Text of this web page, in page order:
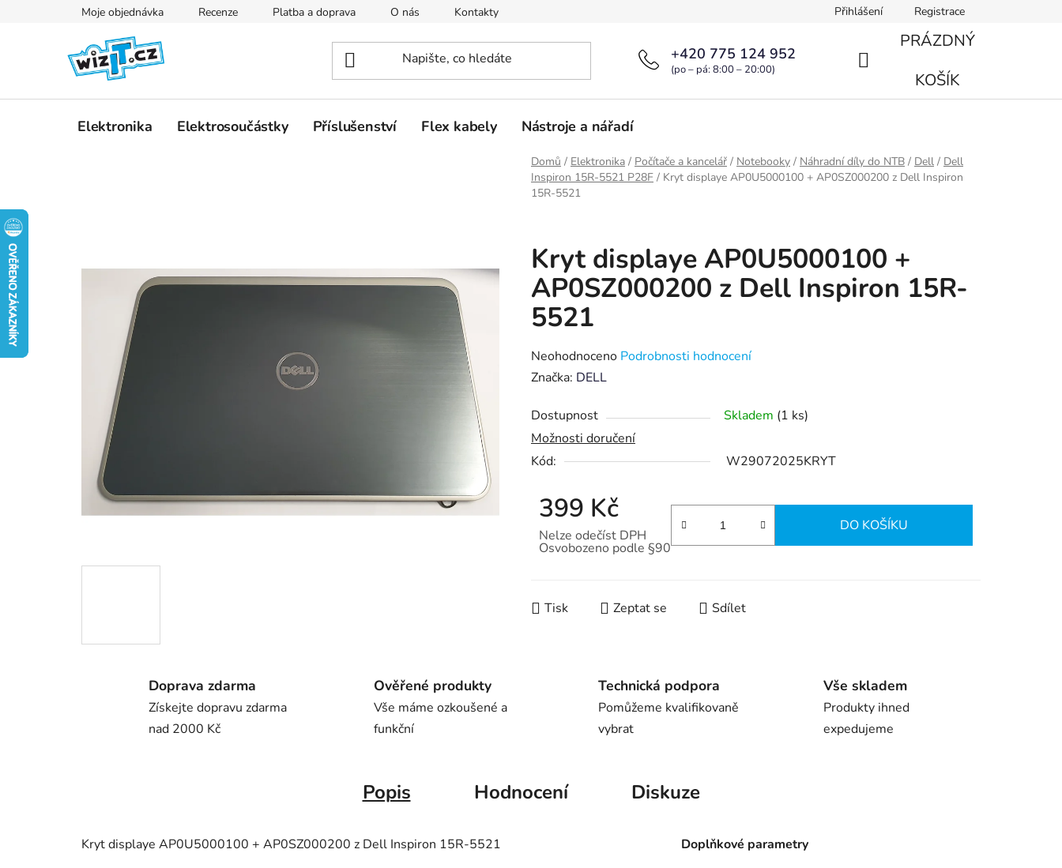
Moje objednávka Recenze Platba a doprava O nás Kontakty Přihlášení Registrace
+420 775 124 952
(po – pá: 8:00 – 20:00)
NÁKUPNÍ
PRÁZDNÝ
KOŠÍK
Elektronika Elektrosoučástky Příslušenství Flex kabely Nástroje a nářadí
Domů / Elektronika / Počítače a kancelář / Notebooky / Náhradní díly do NTB / Dell / Dell
Inspiron 15R-5521 P28F / Kryt displaye AP0U5000100 + AP0SZ000200 z Dell Inspiron
15R-5521
Kryt displaye AP0U5000100 +
AP0SZ000200 z Dell Inspiron 15R-
5521
Průměrné
hodnocení
je
0,0
z
hvězdiček.
Neohodnoceno Podrobnosti hodnocení
Značka: DELL
Dostupnost Skladem (1 ks)
Možnosti doručení
Kód:
W29072025KRYT
399 Kč
Nelze odečíst DPH
Osvobozeno podle §90
DO KOŠÍKU
Tisk Zeptat se Sdílet
Doprava zdarma
Získejte dopravu zdarma
nad 2000 Kč
Ověřené produkty
Vše máme ozkoušené a
funkční
Technická podpora
Pomůžeme kvalifikovaně
vybrat
Vše skladem
Produkty ihned
expedujeme
Popis Hodnocení Diskuze
Kryt displaye AP0U5000100 + AP0SZ000200 z Dell Inspiron 15R-5521 Doplňkové parametry